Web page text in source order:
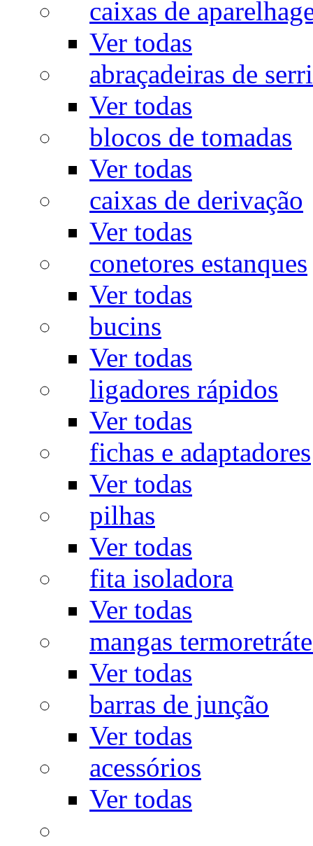
caixas de
Ver todas
abraçadeiras de
Ver todas
blocos de tomadas
Ver todas
caixas de derivação
Ver todas
conetores estanques
Ver todas
bucins
Ver todas
ligadores rápidos
Ver todas
fichas e adaptadores
Ver todas
pilhas
Ver todas
fita isoladora
Ver todas
mangas
Ver todas
barras de junção
Ver todas
acessórios
Ver todas